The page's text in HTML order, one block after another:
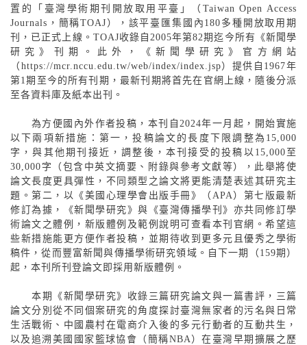
置的「臺灣學術期刊開放取用平臺」（ Taiwan Open Access
Journals ，簡稱TOAJ ），該平臺匯集國內 180 多種開放取用期
刊，已正式上線。 TOAJ收錄自2005年第82期迄今所有《新聞學
研究》刊期。此外，《新聞學研究》官方網站
（ https://mcr.nccu.edu.tw/web/index/index.jsp）提供自 1967年
第 1期至今的所有刊期，最新刊期將首先在官網上線，隨後分派
至各資料庫及紙本出刊。
為方便國內外作者投稿，本刊自2024年一月起，開始實施
以下兩項新措施：第一，投稿論文的長度下限調整為 15,000
字，與其他期刊接近，調整後，本刊接受的投稿以 15,000 至
30,000 字（包含中英文摘要、附錄與參考文獻等），此舉將使
論文長度更具彈性，不同類型之論文將更能清楚表述其研究主
題。第二，以《美國心理學會出版手冊》（ APA）第七版最新
修訂為據，《新聞學研究》與《臺灣傳播學刊》亦共同修訂學
術論文之體例，新版體例及範例說明可查看本刊官網。希望這
些新措施能更方便作者投稿，並期待收到更多元且優秀之學術
稿件，從而豐富新聞與傳播學術研究領域。自下一期（ 159期）
起，本刊所刊登論文即採用新版體例。
本期《新聞學研究》收錄三篇研究論文與一篇書評，三篇
論文分別從不同個案研究的角度探討臺灣無家者的污名與日常
生活戰術、中國農村在電商介入後的多元行動者的互動共生，
以及追溯美國國家籃球協會（簡稱NBA）在臺灣早期擴展之歷